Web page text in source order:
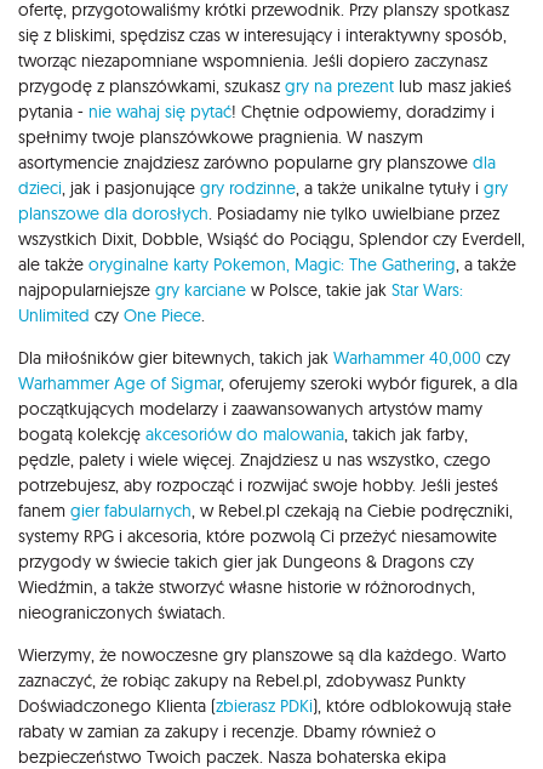
ofertę, przygotowaliśmy krótki przewodnik. Przy planszy spotkasz
się z bliskimi, spędzisz czas w interesujący i interaktywny sposób,
tworząc niezapomniane wspomnienia. Jeśli dopiero zaczynasz
przygodę z planszówkami, szukasz gry na prezent lub masz jakieś
pytania - nie wahaj się pytać! Chętnie odpowiemy, doradzimy i
spełnimy twoje planszówkowe pragnienia. W naszym
asortymencie znajdziesz zarówno popularne gry planszowe dla
dzieci , jak i pasjonujące gry rodzinne , a także unikalne tytuły i gry
planszowe dla dorosłych . Posiadamy nie tylko uwielbiane przez
wszystkich Dixit, Dobble, Wsiąść do Pociągu, Splendor czy Everdell,
ale także oryginalne karty Pokemon, Magic: The Gathering , a także
najpopularniejsze gry karciane w Polsce, takie jak Star Wars:
Unlimited czy One Piece
Dla miłośników gier bitewnych, takich jak Warhammer 40,000 czy
Warhammer Age of Sigmar, oferujemy szeroki wybór figurek, a dla
początkujących modelarzy i zaawansowanych artystów mamy
bogatą kolekcję akcesoriów do malowania , takich jak farby,
pędzle, palety i wiele więcej. Znajdziesz u nas wszystko, czego
potrzebujesz, aby rozpocząć i rozwijać swoje hobby. Jeśli jesteś
fanem gier fabularnych , w Rebel.pl czekają na Ciebie podręczniki,
systemy RPG i akcesoria, które pozwolą Ci przeżyć niesamowite
przygody w świecie takich gier jak Dungeons & Dragons czy
Wiedźmin, a także stworzyć własne historie w różnorodnych,
nieograniczonych światach.
Wierzymy, że nowoczesne gry planszowe są dla każdego. Warto
zaznaczyć, że robiąc zakupy na Rebel.pl, zdobywasz Punkty
Doświadczonego Klienta (zbierasz PDKi), które odblokowują stałe
rabaty w zamian za zakupy i recenzje. Dbamy również o
bezpieczeństwo Twoich paczek. Nasza bohaterska ekipa